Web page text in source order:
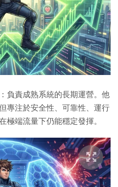
：負責成熟系統的長期運營。他
專注於安全性、可靠性、運行
極端流量下仍能穩定發揮。